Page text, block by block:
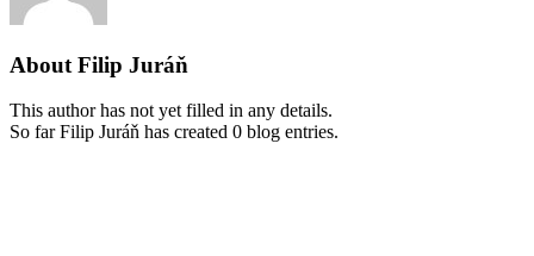
About Filip Juráň
This author has not yet filled in any details.
So far Filip Juráň has created 0 blog entries.